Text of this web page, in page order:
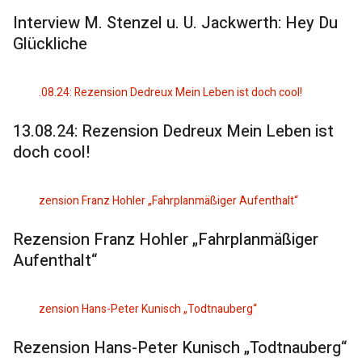
Interview M. Stenzel u. U. Jackwerth: Hey Du
Glückliche
13.08.24: Rezension Dedreux Mein Leben ist
doch cool!
Rezension Franz Hohler „Fahrplanmäßiger
Aufenthalt“
Rezension Hans-Peter Kunisch „Todtnauberg“